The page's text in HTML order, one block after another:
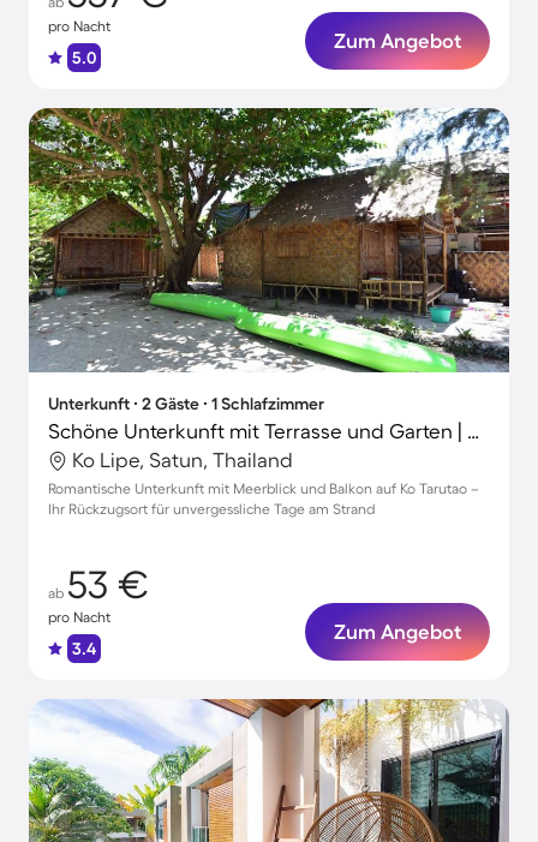
pro Nacht
5.0
Zum Angebot
Unterkunft ∙ 2 Gäste ∙ 1 Schlafzimmer
Schöne Unterkunft mit Terrasse und Garten | Meerblick | Neben dem Strand | Hunde erlaubt
Ko Lipe, Satun, Thailand
Romantische Unterkunft mit Meerblick und Balkon auf Ko Tarutao –
Ihr Rückzugsort für unvergessliche Tage am Strand
ab 53 €
pro Nacht
3.4
Zum Angebot